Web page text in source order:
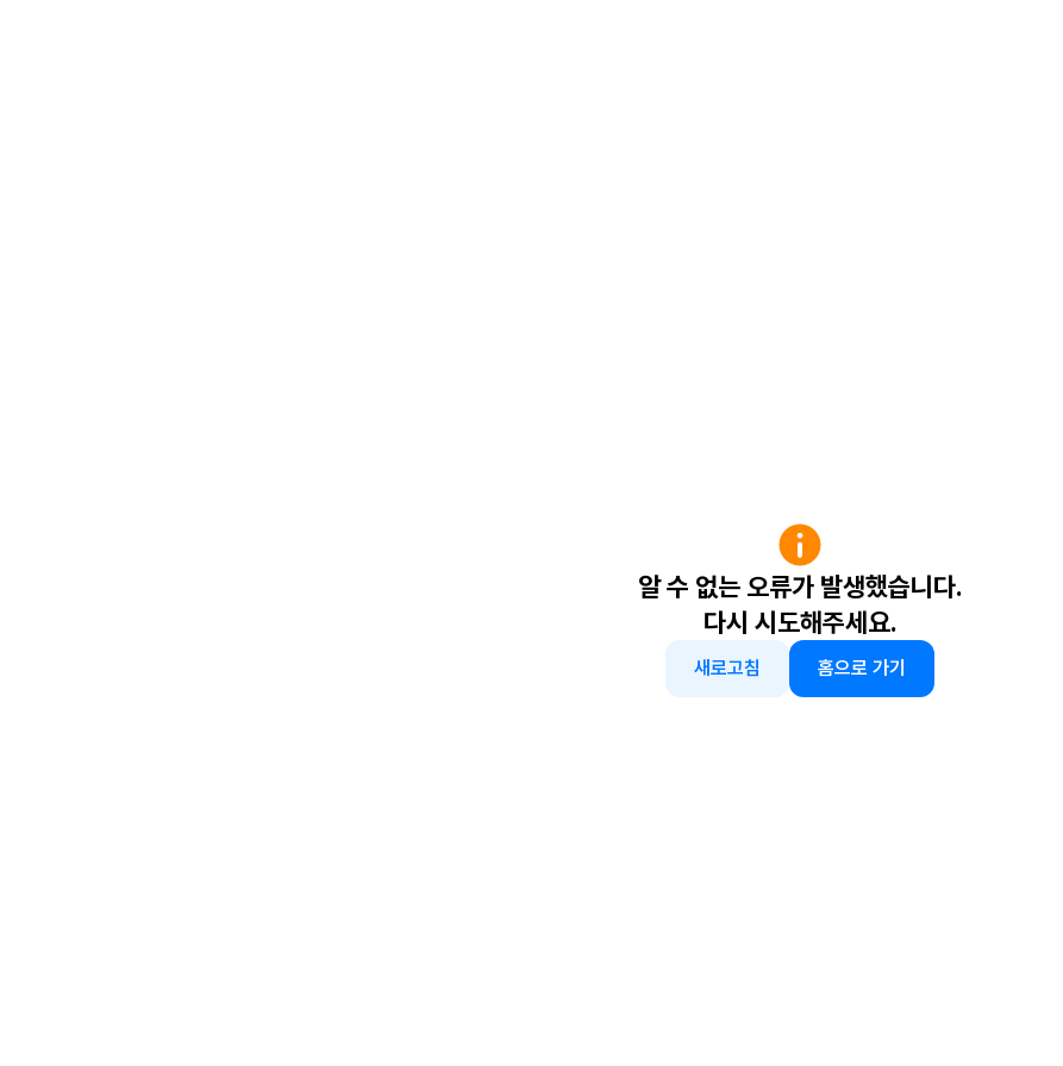
알 수 없는 오류가 발생했습니다.
다시 시도해주세요.
새로고침 홈으로 가기